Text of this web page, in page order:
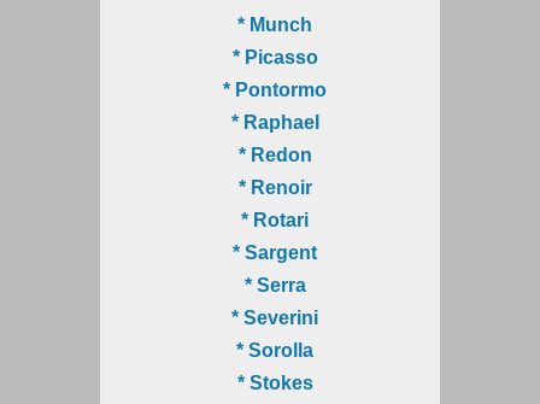
* Munch
* Picasso
* Pontormo
* Raphael
* Redon
* Renoir
* Rotari
* Sargent
* Serra
* Severini
* Sorolla
* Stokes